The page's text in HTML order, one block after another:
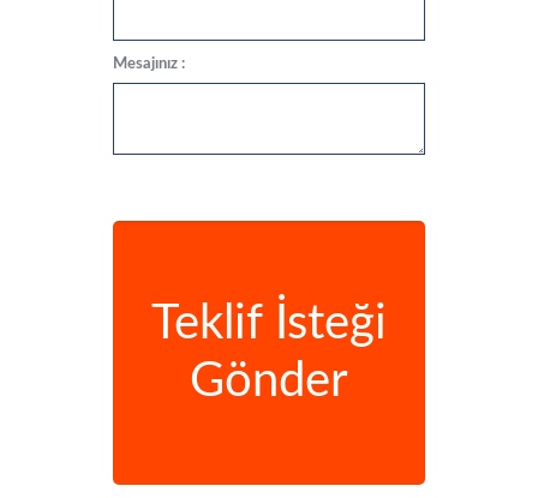
Mesajınız :
Teklif İsteği
Gönder